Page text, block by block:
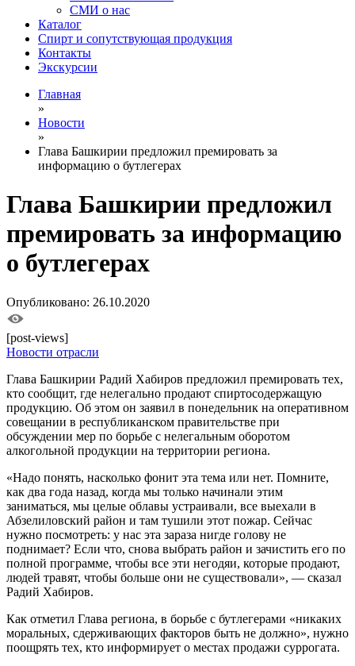
СМИ о нас
Каталог
Спирт и сопутствующая продукция
Контакты
Экскурсии
Главная
»
Новости
»
Глава Башкирии предложил премировать за
информацию о бутлегерах
Глава Башкирии предложил
премировать за информацию
о бутлегерах
Опубликовано: 26.10.2020
[post-views]
Новости отрасли
Глава Башкирии Радий Хабиров предложил премировать тех,
кто сообщит, где нелегально продают спиртосодержащую
продукцию. Об этом он заявил в понедельник на оперативном
совещании в республиканском правительстве при
обсуждении мер по борьбе с нелегальным оборотом
алкогольной продукции на территории региона.
«Надо понять, насколько фонит эта тема или нет. Помните,
как два года назад, когда мы только начинали этим
заниматься, мы целые облавы устраивали, все выехали в
Абзелиловский район и там тушили этот пожар. Сейчас
нужно посмотреть: у нас эта зараза нигде голову не
поднимает? Если что, снова выбрать район и зачистить его по
полной программе, чтобы все эти негодяи, которые продают,
людей травят, чтобы больше они не существовали», — сказал
Радий Хабиров.
Как отметил Глава региона, в борьбе с бутлегерами «никаких
моральных, сдерживающих факторов быть не должно», нужно
поощрять тех, кто информирует о местах продажи суррогата.